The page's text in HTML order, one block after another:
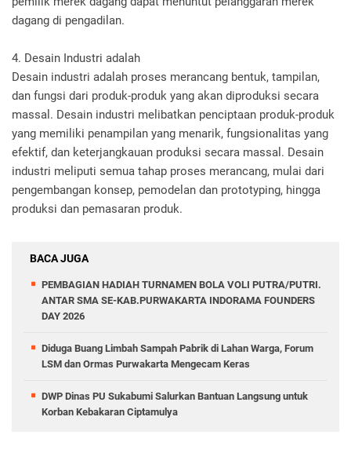
dagang di pengadilan.
4. Desain Industri adalah
Desain industri adalah proses merancang bentuk, tampilan,
dan fungsi dari produk-produk yang akan diproduksi secara
massal. Desain industri melibatkan penciptaan produk-produk
yang memiliki penampilan yang menarik, fungsionalitas yang
efektif, dan keterjangkauan produksi secara massal. Desain
industri meliputi semua tahap proses merancang, mulai dari
pengembangan konsep, pemodelan dan prototyping, hingga
produksi dan pemasaran produk.
BACA JUGA
PEMBAGIAN HADIAH TURNAMEN BOLA VOLI PUTRA/PUTRI.
ANTAR SMA SE-KAB.PURWAKARTA INDORAMA FOUNDERS
DAY 2026
Diduga Buang Limbah Sampah Pabrik di Lahan Warga, Forum
LSM dan Ormas Purwakarta Mengecam Keras
DWP Dinas PU Sukabumi Salurkan Bantuan Langsung untuk
Korban Kebakaran Ciptamulya